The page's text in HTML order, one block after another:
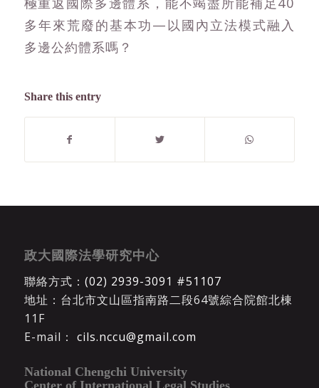
多年來荒廢的基本功—以國內立法模式融入
多邊公約體系嗎？
Share this entry
政大國際法學研究中心
聯絡方式： (02) 2939-3091 #51107
地址：台北市文山區指南路二段64號綜合院館北棟
11F
E-mail： cils.nccu@gmail.com
National Chengchi University